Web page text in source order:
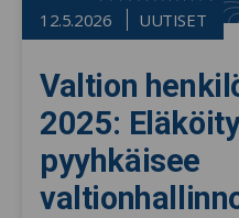
12.5.2026 UUTISET
Valtion
2025:
pyyhkäisee